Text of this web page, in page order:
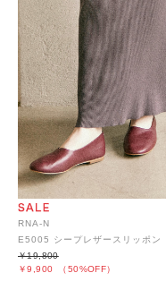
RNA-N
E5005 シープレザースリッポン
￥9,900 （50%OFF）
￥19,800